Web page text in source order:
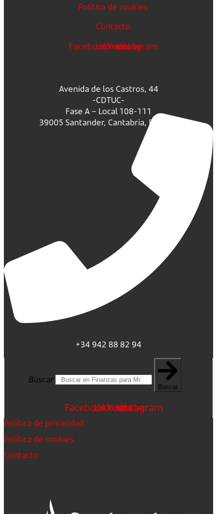
Política de cookies
Contacto
FacebookLinkedin
Youtube
Instagram
Avenida de los Castros, 44
-CDTUC-
Fase A – Local 108-111
39005 Santander, Cantabria, España.
+34 942 88 82 94
Buscar
Buscar
FacebookLinkedin
Youtube
Instagram
Política de privacidad
Política de cookies
Contacto